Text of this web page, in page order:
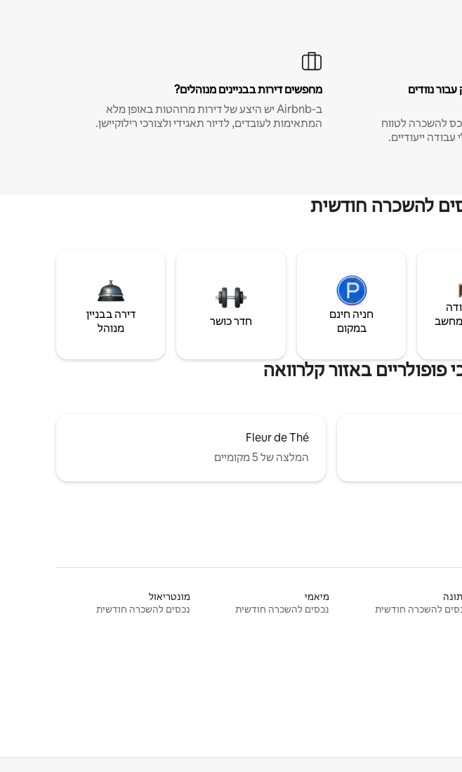
נוודים
להשכרה לטווח
מחפשים דירות בבניינים מנוהלים?
ב-Airbnb יש היצע של דירות מרוהטות באופן מלא
המתאימות לעובדים, לדיור תאגידי ולצורכי רילוקיישן.
להשכרה חודשית
חניה חינם
במקום
חדר כושר
דירה בבניין
מנוהל
באזור קלרוואה
Fleur de Thé
המלצה של 5 מקומיים
להשכרה חודשית
מיאמי
נכסים להשכרה חודשית
מונטריאול
נכסים להשכרה חודשית